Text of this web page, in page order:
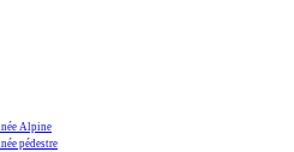
Alpine
pédestre